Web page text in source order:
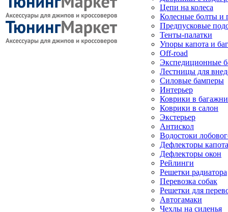
Цепи на колеса
Колесные болты и
Предпусковые
Тенты-палатки
Упоры капота и
Off-road
Экспедиционные
Лестницы для
Силовые бамперы
Интерьер
Коврики в
Коврики в салон
Экстерьер
Антискол
Водостоки
Дефлекторы капота
Дефлекторы окон
Рейлинги
Решетки радиатора
Перевозка собак
Решетки для
Автогамаки
Чехлы на сиденья